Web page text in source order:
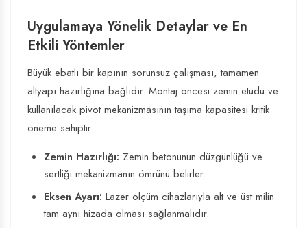
Uygulamaya Yönelik Detaylar ve En
Etkili Yöntemler
Büyük ebatlı bir kapının sorunsuz çalışması, tamamen
altyapı hazırlığına bağlıdır. Montaj öncesi zemin etüdü ve
kullanılacak pivot mekanizmasının taşıma kapasitesi kritik
öneme sahiptir.
Zemin Hazırlığı: Zemin betonunun düzgünlüğü ve
sertliği mekanizmanın ömrünü belirler.
Eksen Ayarı: Lazer ölçüm cihazlarıyla alt ve üst milin
tam aynı hizada olması sağlanmalıdır.